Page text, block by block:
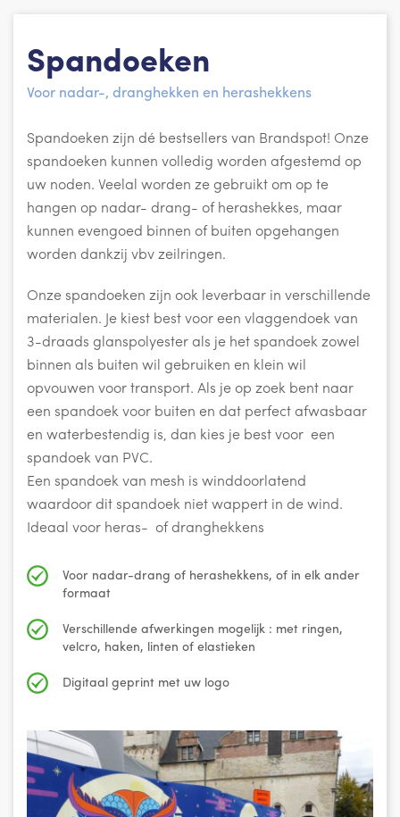
Spandoeken
Voor nadar-, dranghekken en herashekkens
Spandoeken zijn dé bestsellers van Brandspot! Onze
spandoeken kunnen volledig worden afgestemd op
uw noden. Veelal worden ze gebruikt om op te
hangen op nadar- drang- of herashekkes, maar
kunnen evengoed binnen of buiten opgehangen
worden dankzij vbv zeilringen.
Onze spandoeken zijn ook leverbaar in verschillende
materialen. Je kiest best voor een vlaggendoek van
3-draads glanspolyester als je het spandoek zowel
binnen als buiten wil gebruiken en klein wil
opvouwen voor transport. Als je op zoek bent naar
een spandoek voor buiten en dat perfect afwasbaar
en waterbestendig is, dan kies je best voor een
spandoek van PVC.
Een spandoek van mesh is winddoorlatend
waardoor dit spandoek niet wappert in de wind.
Ideaal voor heras- of dranghekkens
Voor nadar-drang of herashekkens, of in elk ander
formaat
Verschillende afwerkingen mogelijk : met ringen,
velcro, haken, linten of elastieken
Digitaal geprint met uw logo